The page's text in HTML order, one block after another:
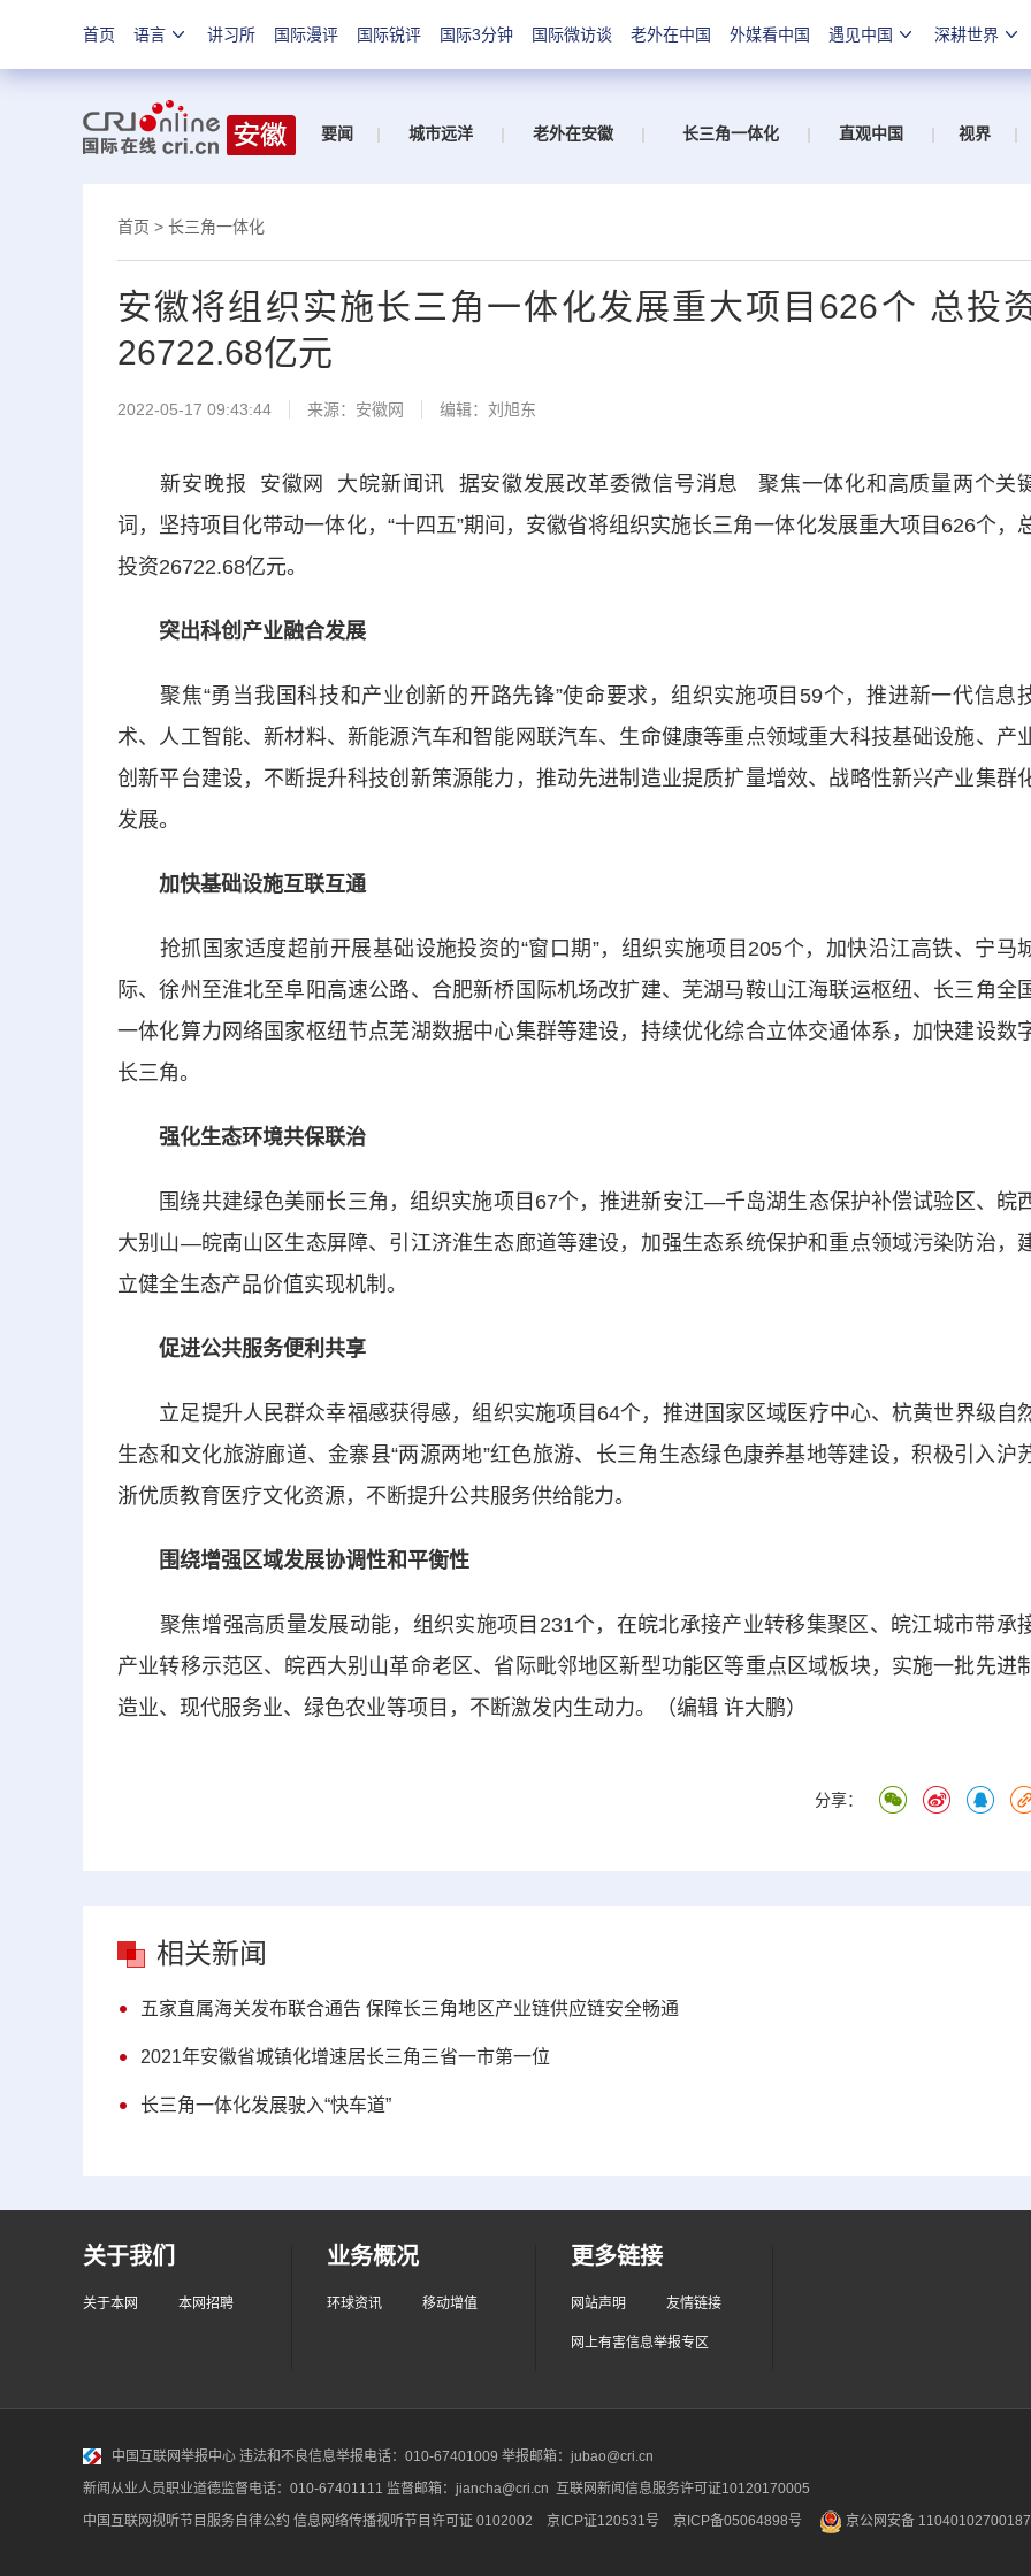
首页 语言 讲习所 国际漫评 国际锐评 国际3分钟 国际微访谈 老外在中国 外媒看中国 遇见中国 深耕世界
要闻 | 城市远洋 | 老外在安徽 | 长三角一体化 | 直观中国 | 视界 |
首页 > 长三角一体化
安徽将组织实施长三角一体化发展重大项目626个 总投
26722.68亿元
2022-05-17 09:43:44 来源：安徽网 编辑：刘旭东
新安晚报 安徽网 大皖新闻讯 据安徽发展改革委微信号消息 聚焦一体化和高质量两个关
词，坚持项目化带动一体化，“十四五”期间，安徽省将组织实施长三角一体化发展重大项目626个，
投资26722.68亿元。
突出科创产业融合发展
聚焦“勇当我国科技和产业创新的开路先锋”使命要求，组织实施项目59个，推进新一代信息
术、人工智能、新材料、新能源汽车和智能网联汽车、生命健康等重点领域重大科技基础设施、产
创新平台建设，不断提升科技创新策源能力，推动先进制造业提质扩量增效、战略性新兴产业集群
发展。
加快基础设施互联互通
抢抓国家适度超前开展基础设施投资的“窗口期”，组织实施项目205个，加快沿江高铁、宁马
际、徐州至淮北至阜阳高速公路、合肥新桥国际机场改扩建、芜湖马鞍山江海联运枢纽、长三角全
一体化算力网络国家枢纽节点芜湖数据中心集群等建设，持续优化综合立体交通体系，加快建设数
长三角。
强化生态环境共保联治
围绕共建绿色美丽长三角，组织实施项目67个，推进新安江—千岛湖生态保护补偿试验区、皖
大别山—皖南山区生态屏障、引江济淮生态廊道等建设，加强生态系统保护和重点领域污染防治，
立健全生态产品价值实现机制。
促进公共服务便利共享
立足提升人民群众幸福感获得感，组织实施项目64个，推进国家区域医疗中心、杭黄世界级自
生态和文化旅游廊道、金寨县“两源两地”红色旅游、长三角生态绿色康养基地等建设，积极引入沪
浙优质教育医疗文化资源，不断提升公共服务供给能力。
围绕增强区域发展协调性和平衡性
聚焦增强高质量发展动能，组织实施项目231个，在皖北承接产业转移集聚区、皖江城市带承
产业转移示范区、皖西大别山革命老区、省际毗邻地区新型功能区等重点区域板块，实施一批先进
造业、现代服务业、绿色农业等项目，不断激发内生动力。（编辑 许大鹏）
分享：
相关新闻
五家直属海关发布联合通告 保障长三角地区产业链供应链安全畅通
2021年安徽省城镇化增速居长三角三省一市第一位
长三角一体化发展驶入“快车道”
关于我们
关于本网 本网招聘
业务概况
环球资讯 移动增值
更多链接
网站声明 友情链接
网上有害信息举报专区
中国互联网举报中心 违法和不良信息举报电话：010-67401009 举报邮箱：jubao@cri.cn
新闻从业人员职业道德监督电话：010-67401111 监督邮箱：jiancha@cri.cn 互联网新闻信息服务许可证10120170005
中国互联网视听节目服务自律公约 信息网络传播视听节目许可证 0102002 京ICP证120531号 京ICP备05064898号 京公网安备